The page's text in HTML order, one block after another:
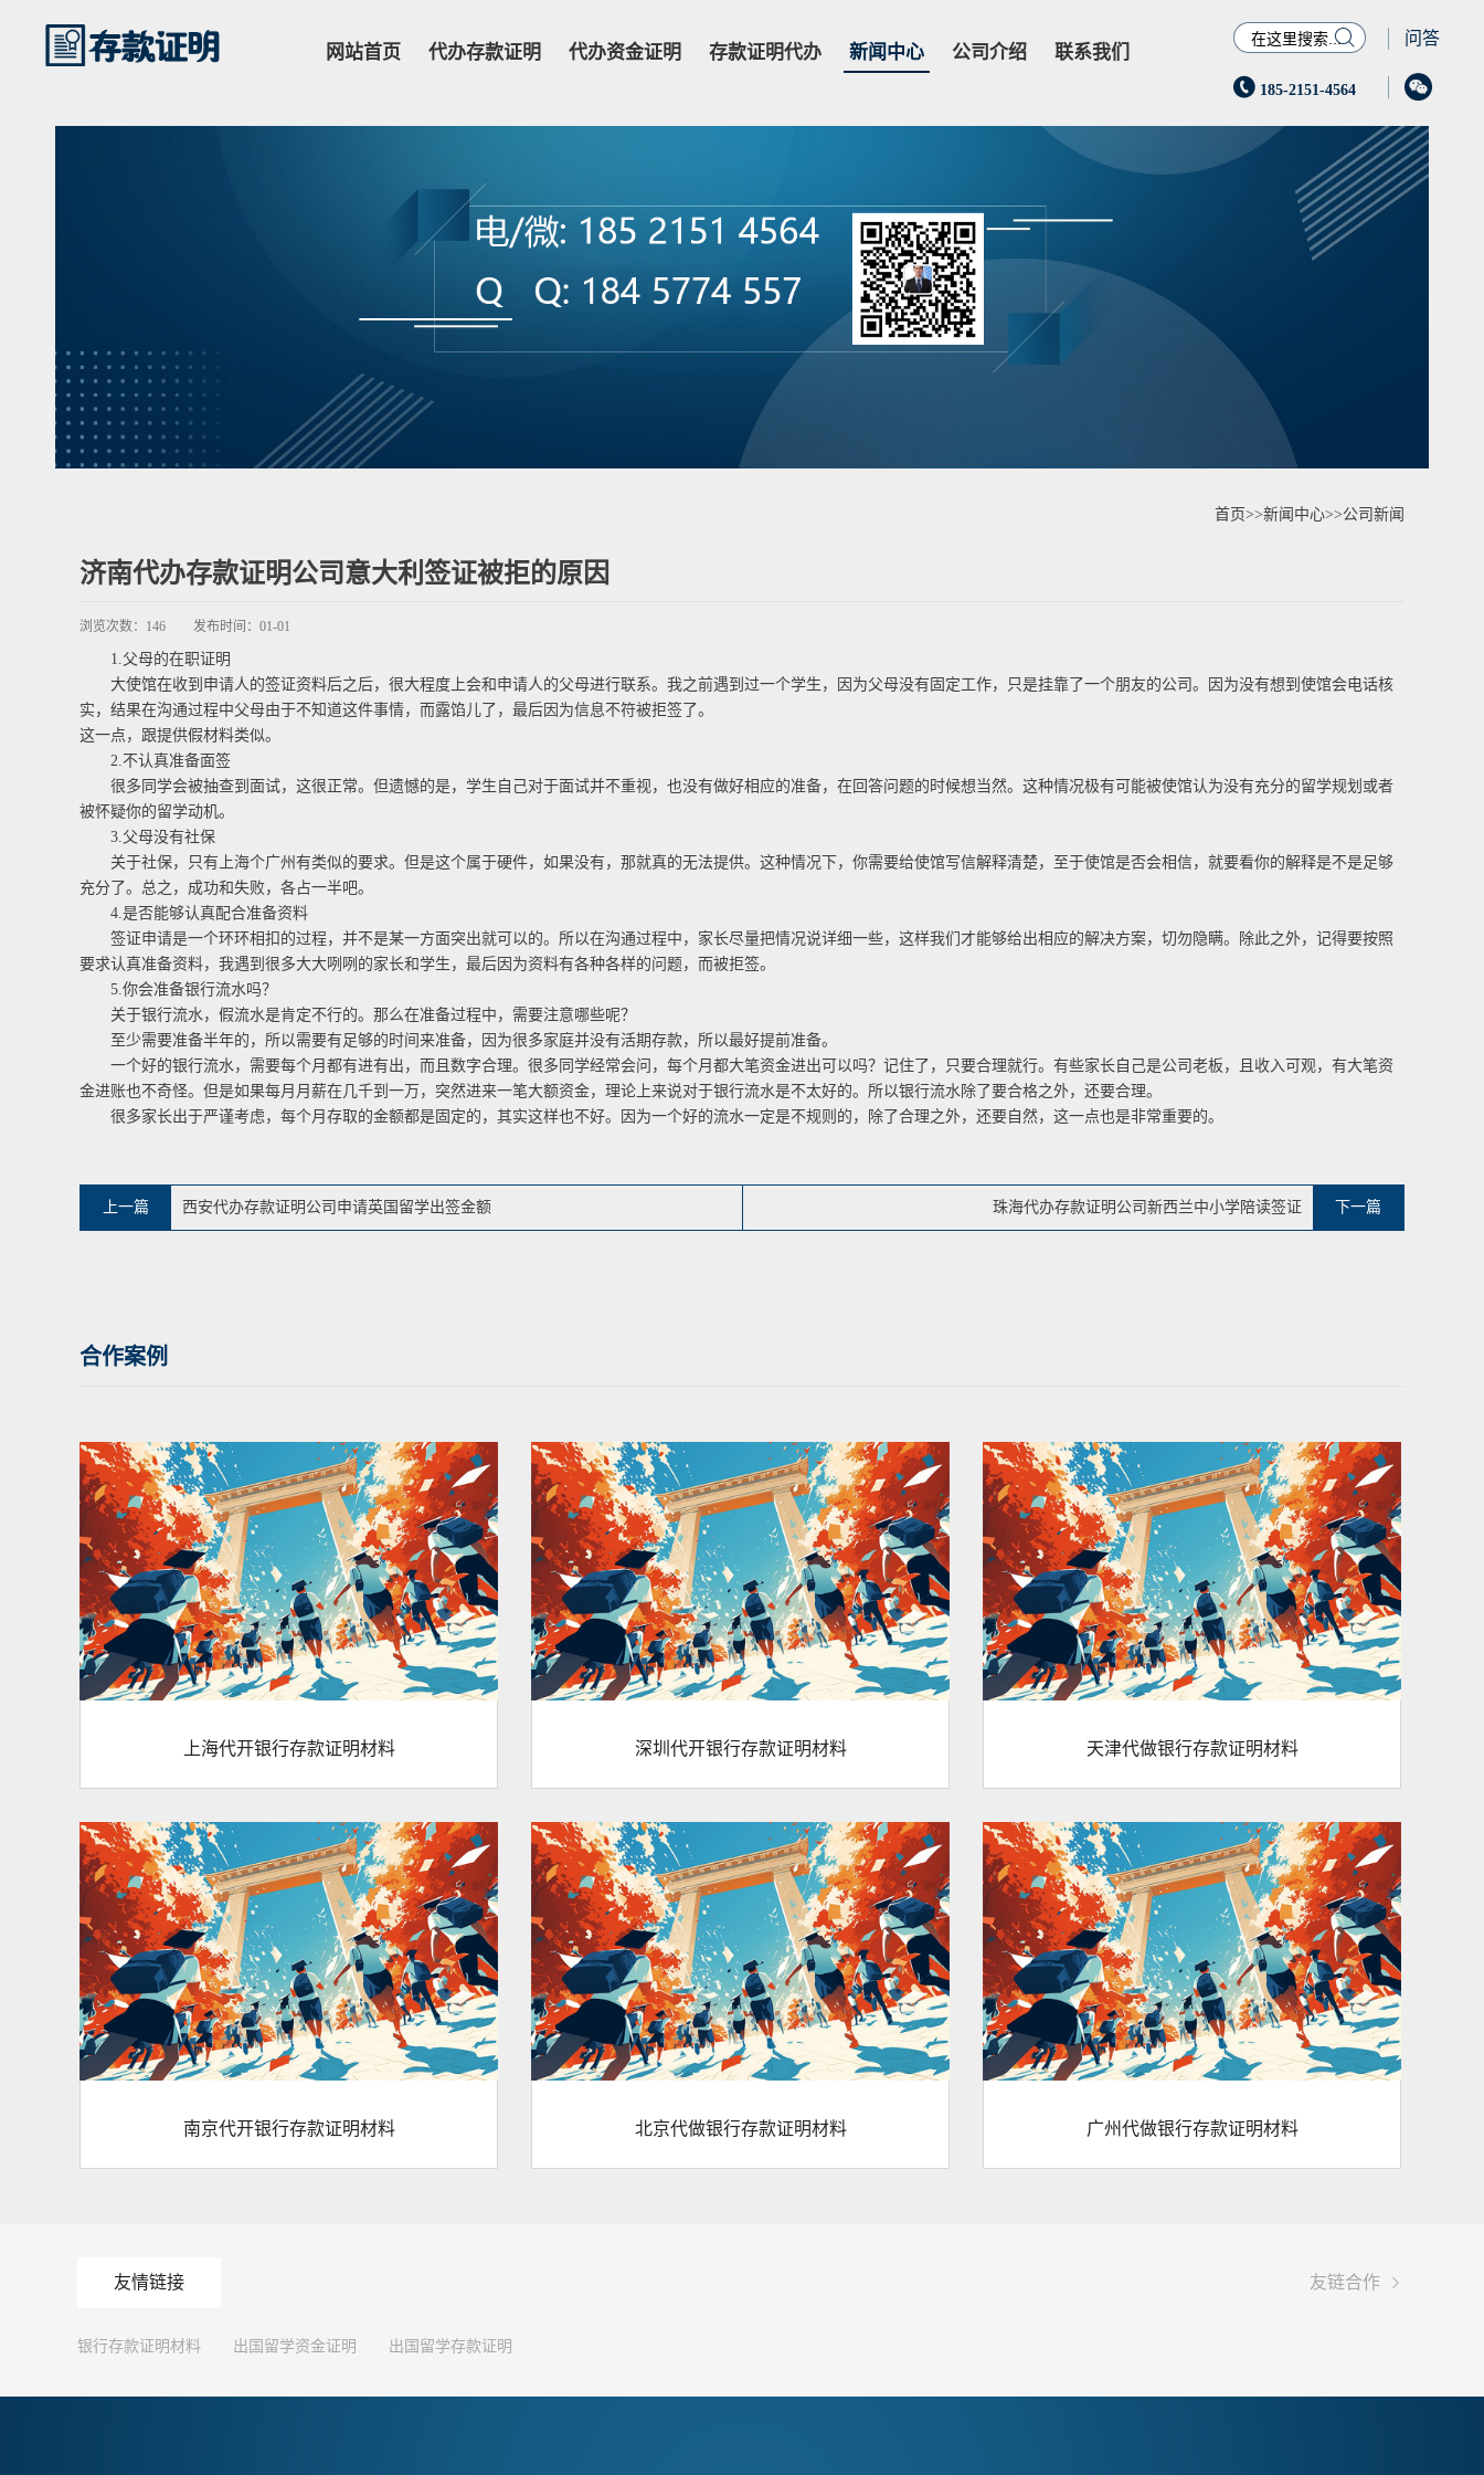
网站首页 代办存款证明 代办资金证明 存款证明代办 新闻中心 公司介绍 联系我们
 问答
 185-2151-4564 
首页>>新闻中心>>公司新闻
济南代办存款证明公司意大利签证被拒的原因
浏览次数： 146 发布时间： 01-01
1.父母的在职证明
大使馆在收到申请人的签证资料后之后，很大程度上会和申请人的父母进行联系。我之前遇到过一个学生，因为父母没有固定工作，只是挂靠了一个朋友的公司。因为没有想到使馆会电话核
实，结果在沟通过程中父母由于不知道这件事情，而露馅儿了，最后因为信息不符被拒签了。
这一点，跟提供假材料类似。
2.不认真准备面签
很多同学会被抽查到面试，这很正常。但遗憾的是，学生自己对于面试并不重视，也没有做好相应的准备，在回答问题的时候想当然。这种情况极有可能被使馆认为没有充分的留学规划或者
被怀疑你的留学动机。
3.父母没有社保
关于社保，只有上海个广州有类似的要求。但是这个属于硬件，如果没有，那就真的无法提供。这种情况下，你需要给使馆写信解释清楚，至于使馆是否会相信，就要看你的解释是不是足够
充分了。总之，成功和失败，各占一半吧。
4.是否能够认真配合准备资料
签证申请是一个环环相扣的过程，并不是某一方面突出就可以的。所以在沟通过程中，家长尽量把情况说详细一些，这样我们才能够给出相应的解决方案，切勿隐瞒。除此之外，记得要按照
要求认真准备资料，我遇到很多大大咧咧的家长和学生，最后因为资料有各种各样的问题，而被拒签。
5.你会准备银行流水吗？
关于银行流水，假流水是肯定不行的。那么在准备过程中，需要注意哪些呢？
至少需要准备半年的，所以需要有足够的时间来准备，因为很多家庭并没有活期存款，所以最好提前准备。
一个好的银行流水，需要每个月都有进有出，而且数字合理。很多同学经常会问，每个月都大笔资金进出可以吗？记住了，只要合理就行。有些家长自己是公司老板，且收入可观，有大笔资
金进账也不奇怪。但是如果每月月薪在几千到一万，突然进来一笔大额资金，理论上来说对于银行流水是不太好的。所以银行流水除了要合格之外，还要合理。
很多家长出于严谨考虑，每个月存取的金额都是固定的，其实这样也不好。因为一个好的流水一定是不规则的，除了合理之外，还要自然，这一点也是非常重要的。
上一篇 西安代办存款证明公司申请英国留学出签金额 珠海代办存款证明公司新西兰中小学陪读签证 下一篇
合作案例
上海代开银行存款证明材料 深圳代开银行存款证明材料 天津代做银行存款证明材料
南京代开银行存款证明材料 北京代做银行存款证明材料 广州代做银行存款证明材料
友情链接 友链合作 
银行存款证明材料 出国留学资金证明 出国留学存款证明